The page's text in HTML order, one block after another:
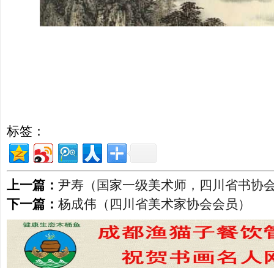
标签：
上一篇： 尹寿（国家一级美术师，四川省书协
下一篇： 杨成伟（四川省美术家协会会员）